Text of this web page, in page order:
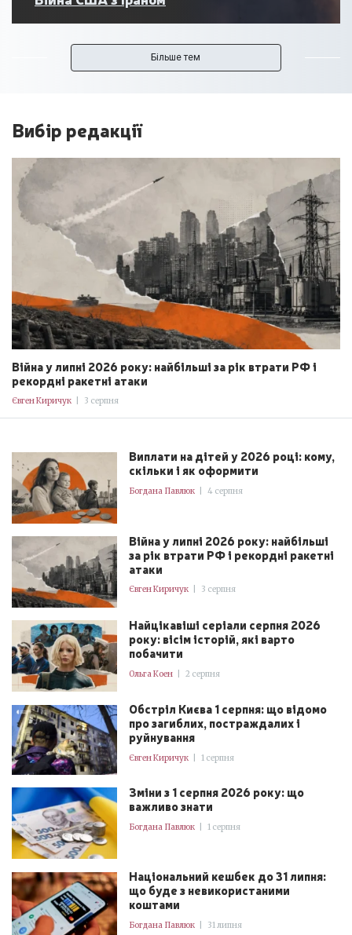
Більше тем
Виплати на дітей у 2026 році: кому,
скільки і як оформити
Богдана Павлюк 4 серпня
Війна у липні 2026 року: найбільші
за рік втрати РФ і рекордні ракетні
атаки
Євген Киричук 3 серпня
Найцікавіші серіали серпня 2026
року: вісім історій, які варто
побачити
Ольга Коен 2 серпня
Обстріл Києва 1 серпня: що відомо
про загиблих, постраждалих і
руйнування
Євген Киричук 1 серпня
Зміни з 1 серпня 2026 року: що
важливо знати
Богдана Павлюк 1 серпня
Національний кешбек до 31 липня:
що буде з невикористаними
коштами
Богдана Павлюк 31 липня
Вибір редакції
Війна у липні 2026 року: найбільші за рік втрати РФ і
рекордні ракетні атаки
Євген Киричук 3 серпня